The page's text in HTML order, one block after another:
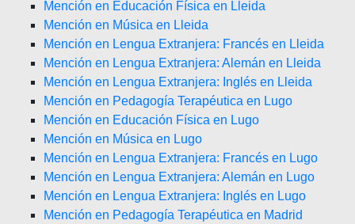
Mención en Educación Física en Lleida
Mención en Música en Lleida
Mención en Lengua Extranjera: Francés en Lleida
Mención en Lengua Extranjera: Alemán en Lleida
Mención en Lengua Extranjera: Inglés en Lleida
Mención en Pedagogía Terapéutica en Lugo
Mención en Educación Física en Lugo
Mención en Música en Lugo
Mención en Lengua Extranjera: Francés en Lugo
Mención en Lengua Extranjera: Alemán en Lugo
Mención en Lengua Extranjera: Inglés en Lugo
Mención en Pedagogía Terapéutica en Madrid